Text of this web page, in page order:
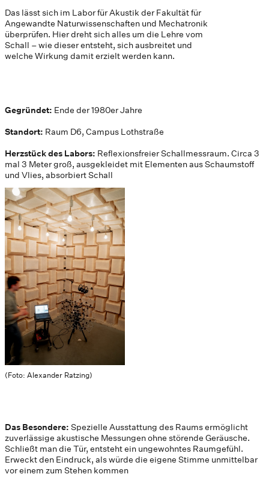
Das lässt sich im Labor für Akustik der Fakultät für
Angewandte Naturwissenschaften und Mechatronik
überprüfen. Hier dreht sich alles um die Lehre vom
Schall – wie dieser entsteht, sich ausbreitet und
welche Wirkung damit erzielt werden kann.
(Foto: Alexander Ratzing)
Gegründet: Ende der 1980er Jahre
Standort: Raum D6, Campus Lothstraße
Herzstück des Labors: Reflexionsfreier Schallmessraum. Circa 3
mal 3 Meter groß, ausgekleidet mit Elementen aus Schaumstoff
und Vlies, absorbiert Schall
Das Besondere: Spezielle Ausstattung des Raums ermöglicht
zuverlässige akustische Messungen ohne störende Geräusche.
Schließt man die Tür, entsteht ein ungewohntes Raumgefühl.
Erweckt den Eindruck, als würde die eigene Stimme unmittelbar
vor einem zum Stehen kommen